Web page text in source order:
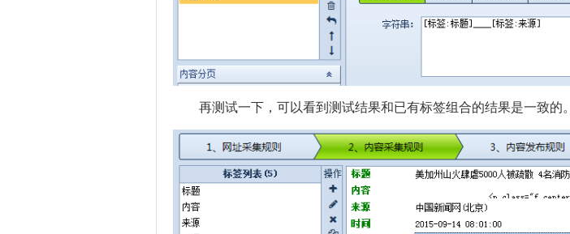
再测试一下，可以看到测试结果和已有标签组合的结果是一致的。